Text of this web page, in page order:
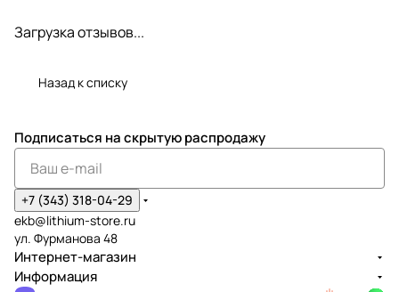
Загрузка отзывов...
Назад к списку
Подписаться на скрытую распродажу
+7 (343) 318-04-29
ekb@lithium-store.ru
ул. Фурманова 48
Интернет-магазин
Информация